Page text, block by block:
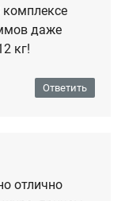
даже
кг!
Ответить
отлично